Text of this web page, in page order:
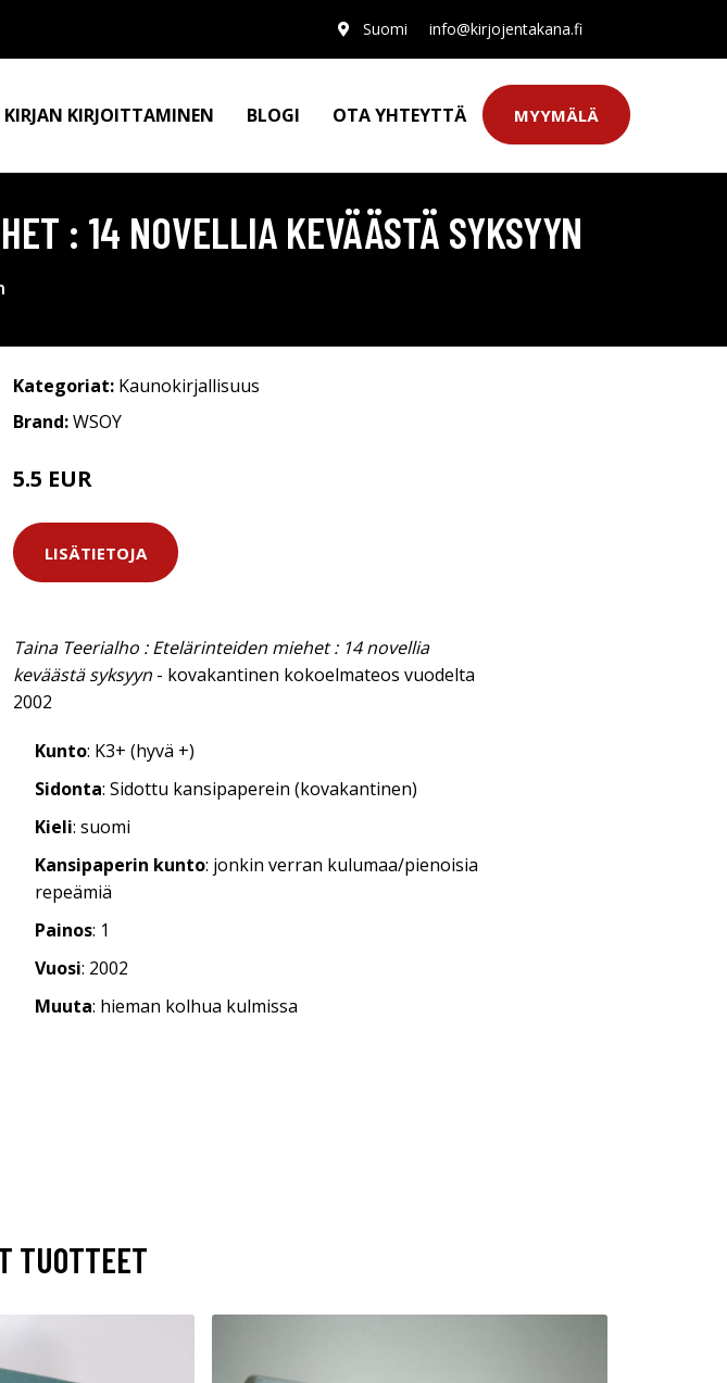
Suomi info@kirjojentakana.fi
KIRJAN KIRJOITTAMINEN BLOGI OTA YHTEYTTÄ MYYMÄLÄ
: 14 NOVELLIA KEVÄÄSTÄ SYKSYYN
Kategoriat: Kaunokirjallisuus
Brand:WSOY
5.5 EUR
LISÄTIETOJA
Taina Teerialho : Etelärinteiden miehet : 14 novellia
keväästä syksyyn - kovakantinen kokoelmateos vuodelta
2002
Kunto: K3+ (hyvä +)
Sidonta: Sidottu kansipaperein (kovakantinen)
Kieli: suomi
Kansipaperin kunto: jonkin verran kulumaa/pienoisia
repeämiä
Painos: 1
Vuosi: 2002
Muuta: hieman kolhua kulmissa
TUOTTEET